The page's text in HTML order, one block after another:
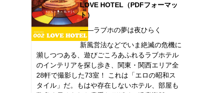
LOVE HOTEL（PDFフォーマッ
ト）
――ラブホの夢は夜ひらく
新風営法などでいま絶滅の危機に
瀕しつつある、遊びごころあふれるラブホテル
のインテリアを探し歩き、関東・関西エリア全
28軒で撮影した73室！ これは「エロの昭和ス
タイル」だ。もはや存在しないホテル、部屋も